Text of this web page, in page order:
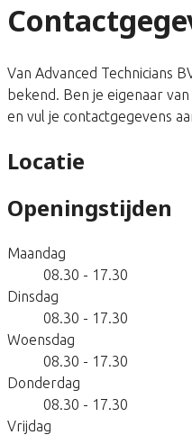
Van Advanced Technicians
bekend. Ben je eigenaar
en vul je contactgegevens
Locatie
Openingstijden
Maandag
08.30 - 17.30
Dinsdag
08.30 - 17.30
Woensdag
08.30 - 17.30
Donderdag
08.30 - 17.30
Vrijdag